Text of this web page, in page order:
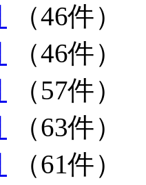
（46件）
（46件）
（57件）
（63件）
（61件）